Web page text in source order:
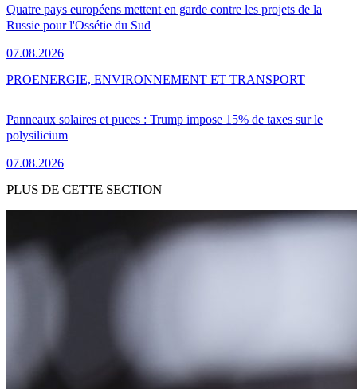
Quatre pays européens mettent en garde contre les projets de la
Russie pour l'Ossétie du Sud
07.08.2026
Panneaux solaires et puces : Trump impose 15% de taxes sur le
polysilicium
07.08.2026
PROENERGIE, ENVIRONNEMENT ET TRANSPORT
PLUS DE CETTE SECTION